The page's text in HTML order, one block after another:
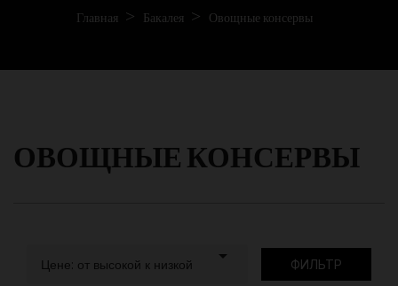
Главная Бакалея Овощные консервы
ОВОЩНЫЕ КОНСЕРВЫ
Цене: от высокой к низкой  ФИЛЬТР